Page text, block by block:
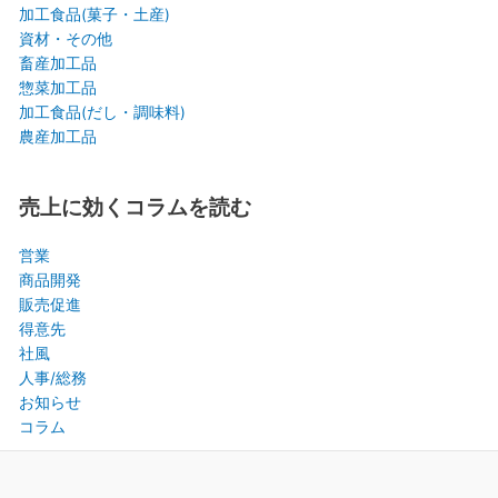
加工食品(菓子・土産)
資材・その他
畜産加工品
惣菜加工品
加工食品(だし・調味料)
農産加工品
売上に効くコラムを読む
営業
商品開発
販売促進
得意先
社風
人事/総務
お知らせ
コラム